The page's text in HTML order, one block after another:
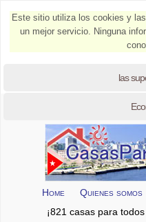
Este sitio utiliza los cookies y
un mejor servicio. Ninguna
las
Home Quienes somos
¡821 casas para